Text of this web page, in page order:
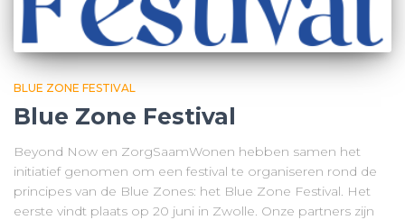
BLUE ZONE FESTIVAL
Blue Zone Festival
Beyond Now en ZorgSaamWonen hebben samen het
initiatief genomen om een festival te organiseren rond de
principes van de Blue Zones: het Blue Zone Festival. Het
eerste vindt plaats op 20 juni in Zwolle. Onze partners zijn